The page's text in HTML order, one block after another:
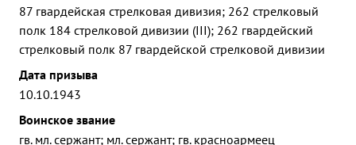
87 гвардейская стрелковая дивизия; 262 стрелковый
полк 184 стрелковой дивизии (III); 262 гвардейский
стрелковый полк 87 гвардейской стрелковой дивизии
Дата призыва
10.10.1943
Воинское звание
гв. мл. сержант; мл. сержант; гв. красноармеец